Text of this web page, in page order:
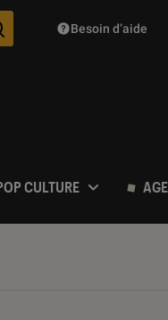
Des suggestions de
Besoin d’aide
CULTURE